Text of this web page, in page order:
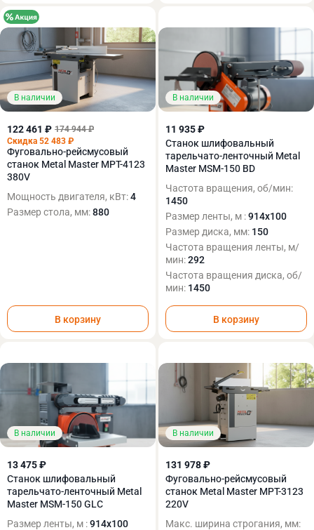
В наличии
122 461 ₽ 174 944 ₽
Скидка 52 483 ₽
Фуговально-рейсмусовый
станок Metal Master MPT-4123
380V
Мощность двигателя, кВт:4
Размер стола, мм:880
В корзину
В наличии
11 935 ₽
Cтанок шлифовальный
тарельчато-ленточный Metal
Master MSM-150 BD
Частота вращения, об/мин:
1450
Размер ленты, м :914х100
Размер диска, мм: 150
Частота вращения ленты, м/
мин:292
Частота вращения диска, об/
мин: 1450
В корзину
В наличии
13 475 ₽
Cтанок шлифовальный
тарельчато-ленточный Metal
Master MSM-150 GLC
Размер ленты, м :914х100
В наличии
131 978 ₽
Фуговально-рейсмусовый
станок Metal Master MPT-3123
220V
Макс. ширина строгания, мм: